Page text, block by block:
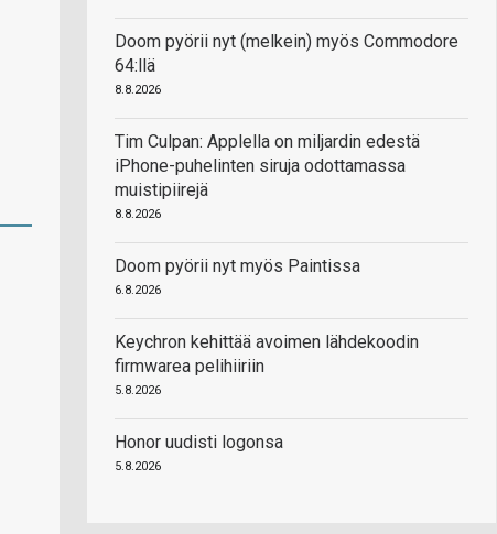
Doom pyörii nyt (melkein) myös Commodore
64:llä
8.8.2026
Tim Culpan: Applella on miljardin edestä
iPhone-puhelinten siruja odottamassa
muistipiirejä
8.8.2026
Doom pyörii nyt myös Paintissa
6.8.2026
Keychron kehittää avoimen lähdekoodin
firmwarea pelihiiriin
5.8.2026
Honor uudisti logonsa
5.8.2026